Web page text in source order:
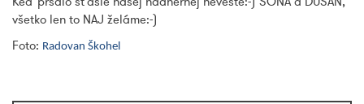
všetko len to NAJ želáme:-)
Foto: Radovan Škohel